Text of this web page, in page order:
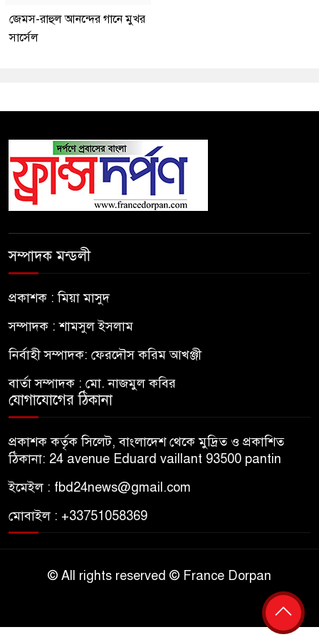
জেমস-রাহুল আনন্দের গানে মুখর
সার্সেল
সম্পাদক মন্ডলী
প্রকাশক : মিয়া মাসুদ
সম্পাদক : শামসুল ইসলাম
নির্বাহী সম্পাদক: ফেরদৌস করিম আখঞ্জী
বার্তা সম্পাদক : মো. নাজমুল কবির
যোগাযোগের ঠিকানা
প্রকাশক কর্তৃক সিলেট, বাংলাদেশ থেকে মুদ্রিত ও প্রকাশিত
ঠিকানা: 24 avenue Eduard vaillant 93500 pantin
ইমেইল : fbd24news@gmail.com
মোবাইল : +33751058369
© All rights reserved © France Dorpan